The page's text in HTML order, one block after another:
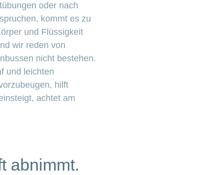
oder nach
kommt es zu
und Flüssigkeit
wir reden von
nicht bestehen.
und leichten
hilft
achtet am
abnimmt.